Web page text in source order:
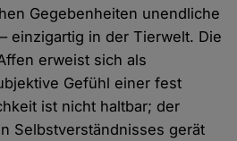
Gegebenheiten unendliche
einzigartig in der Tierwelt. Die
erweist sich als
Gefühl einer fest
ist nicht haltbar; der
Selbstverständnisses gerät